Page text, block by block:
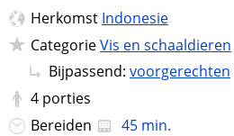
Herkomst Indonesie
CategorieVis en schaaldieren
Bijpassend: voorgerechten
4 porties
Bereiden
45 min.